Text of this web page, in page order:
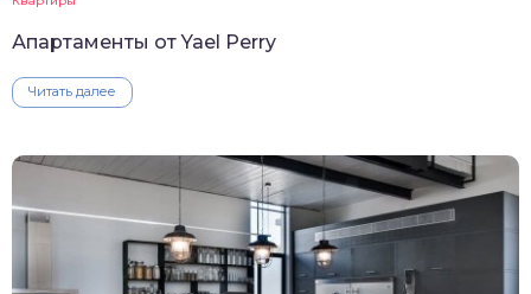
Апартаменты от Yael Perry
Читать далее